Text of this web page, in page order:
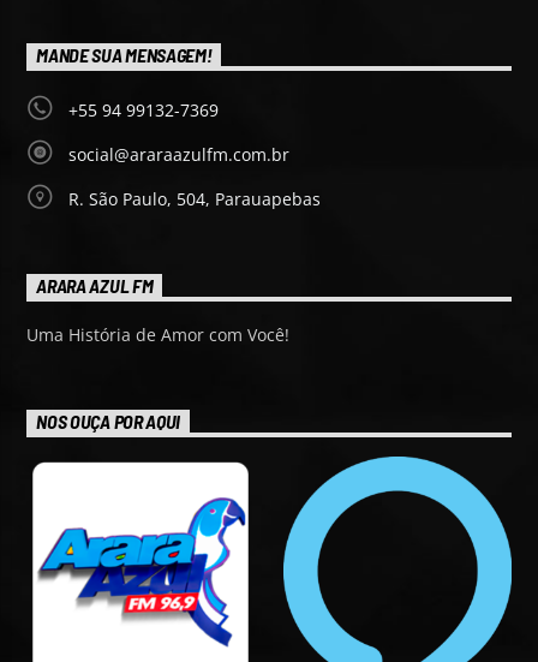
MANDE SUA MENSAGEM!
+55 94 99132-7369
social@araraazulfm.com.br
R. São Paulo, 504, Parauapebas
ARARA AZUL FM
Uma História de Amor com Você!
NOS OUÇA POR AQUI